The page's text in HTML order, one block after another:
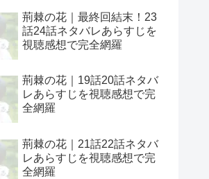
荊棘の花｜最終回結末！23
話24話ネタバレあらすじを
視聴感想で完全網羅
荊棘の花｜19話20話ネタバ
レあらすじを視聴感想で完
全網羅
荊棘の花｜21話22話ネタバ
レあらすじを視聴感想で完
全網羅